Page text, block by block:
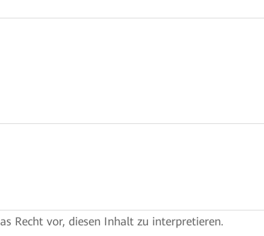
Recht vor, diesen Inhalt zu interpretieren.